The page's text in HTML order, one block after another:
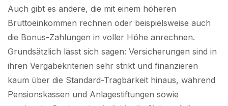
Auch gibt es andere, die mit einem höheren
Bruttoeinkommen rechnen oder beispielsweise auch
die Bonus-Zahlungen in voller Höhe anrechnen.
Grundsätzlich lässt sich sagen: Versicherungen sind in
ihren Vergabekriterien sehr strikt und finanzieren
kaum über die Standard-Tragbarkeit hinaus, während
Pensionskassen und Anlagestiftungen sowie